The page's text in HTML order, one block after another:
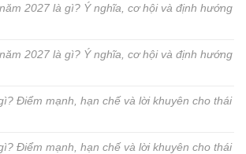
2027 là gì? Ý nghĩa, cơ hội và định hướng
2027 là gì? Ý nghĩa, cơ hội và định hướng
Điểm mạnh, hạn chế và lời khuyên cho thái
Điểm mạnh, hạn chế và lời khuyên cho thái